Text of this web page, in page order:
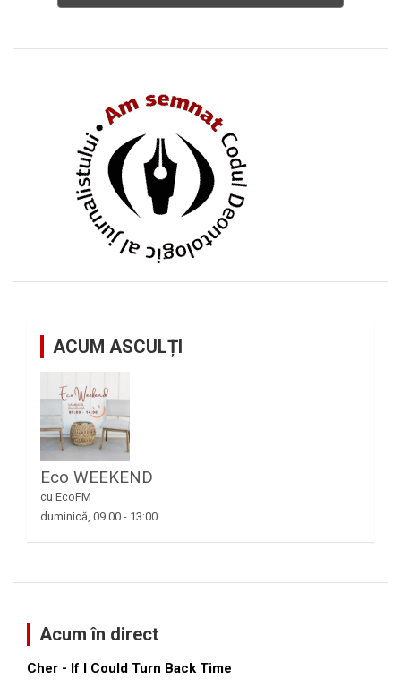
ACUM ASCULȚI
Eco WEEKEND
cu EcoFM
duminică, 09:00 - 13:00
Acum în direct
Cher - If I Could Turn Back Time